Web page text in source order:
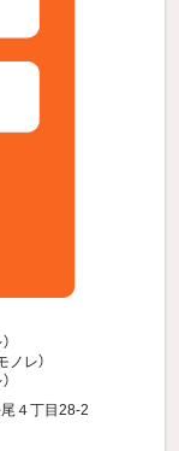
ノレ）
４丁目28-2